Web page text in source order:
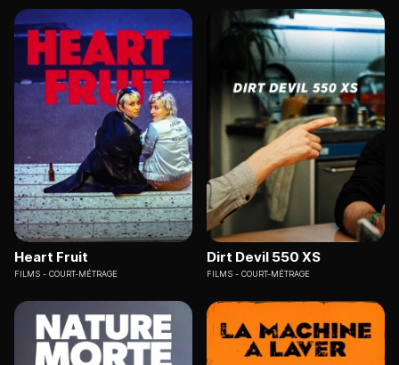
Heart Fruit
FILMS COURT-MÉTRAGE
Dirt Devil 550 XS
FILMS COURT-MÉTRAGE